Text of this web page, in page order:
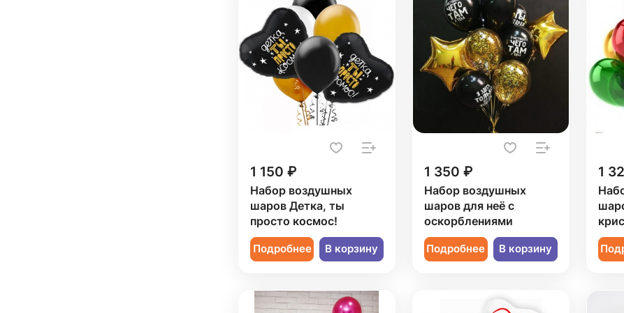
1 150 ₽
Набор воздушных
шаров Детка, ты
просто космос!
Подробнее В корзину
1 350 ₽
Набор воздушных
шаров для неё с
оскорблениями
Подробнее В корзину
1